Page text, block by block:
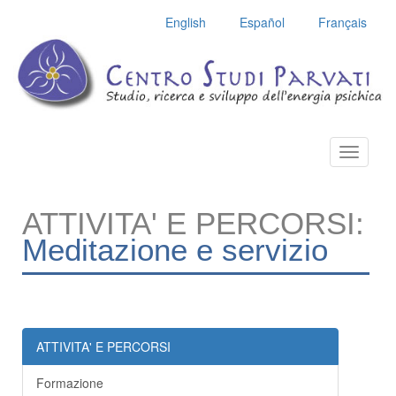
English Español Français
Toggle
ATTIVITA' E PERCORSI:
Meditazione e servizio
ATTIVITA' E PERCORSI
Formazione